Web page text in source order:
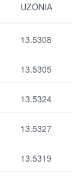
UZONIA
13.5308
13.5305
13.5324
13.5327
13.5319